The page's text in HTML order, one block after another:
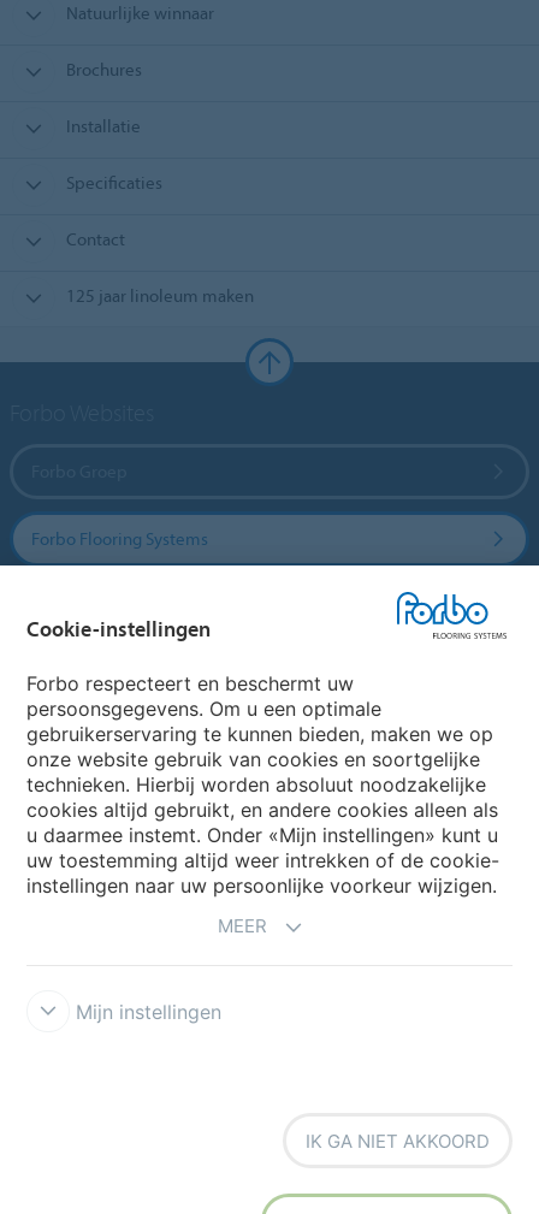
Natuurlijke winnaar
Brochures
Installatie
Specificaties
Contact
125 jaar linoleum maken
Forbo Flooring Systems
Website
Kies uw land
My Forbo
Disclaimer Cookies Forbo
Cookie-instellingen
Forbo respecteert en beschermt uw
persoonsgegevens. Om u een optimale
gebruikerservaring te kunnen bieden, maken we op
onze website gebruik van cookies en soortgelijke
technieken. Hierbij worden absoluut noodzakelijke
cookies altijd gebruikt, en andere cookies alleen als
u daarmee instemt. Onder «Mijn instellingen» kunt u
uw toestemming altijd weer intrekken of de cookie-
instellingen naar uw persoonlijke voorkeur wijzigen.
MEER
Mijn instellingen
IK GA NIET AKKOORD